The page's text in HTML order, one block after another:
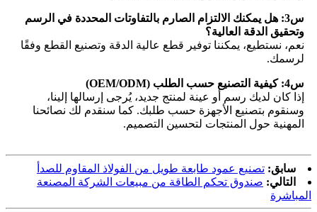
س3: هل يمكنك الالتزام الصارم بالتفاوتات المحددة في الرسم
وتحقيق الدقة العالية؟
نعم، نستطيع، يمكننا توفير قطع عالية الدقة وتصنيع القطع وفقًا
لرسمك.
س4: كيفية التصنيع حسب الطلب (OEM/ODM)
إذا كان لديك رسم أو عينة لمنتج جديد، يُرجى إرسالها إلينا،
وسنقوم بتصنيع الأجهزة حسب طلبك. كما سنقدم لك نصائحنا
المهنية حول المنتجات لتحسين التصميم.
سابق: تصنيع عمود طابعة طويل من الفولاذ المقاوم للصدأ
التالي: صندوق تحكم الطاقة من مبيعات الشركة المصنعة
المباشرة